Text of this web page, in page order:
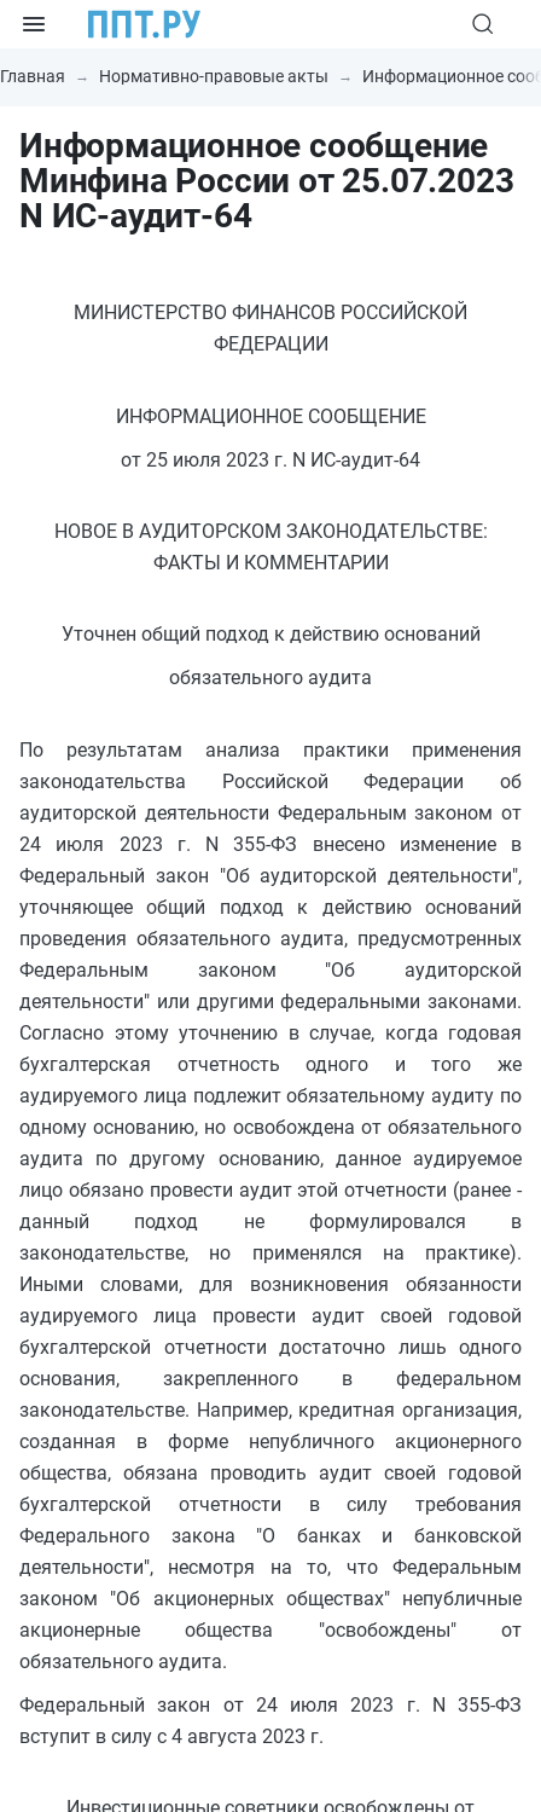
Главная Нормативно-правовые акты Информационное
Информационное сообщение
Минфина России от 25.07.2023
N ИС-аудит-64
МИНИСТЕРСТВО ФИНАНСОВ РОССИЙСКОЙ
ФЕДЕРАЦИИ
ИНФОРМАЦИОННОЕ СООБЩЕНИЕ
от 25 июля 2023 г. N ИС-аудит-64
НОВОЕ В АУДИТОРСКОМ ЗАКОНОДАТЕЛЬСТВЕ:
ФАКТЫ И КОММЕНТАРИИ
Уточнен общий подход к действию оснований
обязательного аудита
По результатам анализа практики применения
законодательства Российской Федерации об
аудиторской деятельности Федеральным законом от
24 июля 2023 г. N 355-ФЗ внесено изменение в
Федеральный закон "Об аудиторской деятельности",
уточняющее общий подход к действию оснований
проведения обязательного аудита, предусмотренных
Федеральным законом "Об аудиторской
деятельности" или другими федеральными законами.
Согласно этому уточнению в случае, когда годовая
бухгалтерская отчетность одного и того же
аудируемого лица подлежит обязательному аудиту по
одному основанию, но освобождена от обязательного
аудита по другому основанию, данное аудируемое
лицо обязано провести аудит этой отчетности (ранее -
данный подход не формулировался в
законодательстве, но применялся на практике).
Иными словами, для возникновения обязанности
аудируемого лица провести аудит своей годовой
бухгалтерской отчетности достаточно лишь одного
основания, закрепленного в федеральном
законодательстве. Например, кредитная организация,
созданная в форме непубличного акционерного
общества, обязана проводить аудит своей годовой
бухгалтерской отчетности в силу требования
Федерального закона "О банках и банковской
деятельности", несмотря на то, что Федеральным
законом "Об акционерных обществах" непубличные
акционерные общества "освобождены" от
обязательного аудита.
Федеральный закон от 24 июля 2023 г. N 355-ФЗ
вступит в силу с 4 августа 2023 г.